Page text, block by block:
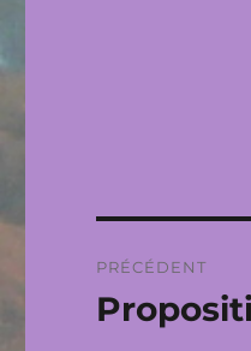
de
PRÉCÉDENT
Publication